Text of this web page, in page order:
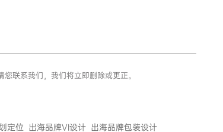
联系我们，我们将立即删除或更正。
定位 出海品牌VI设计 出海品牌包装设计